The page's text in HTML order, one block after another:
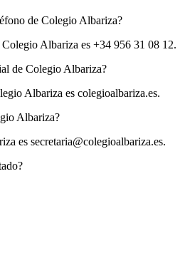
de Colegio Albariza?
Albariza es +34 956 31 08 12.
de Colegio Albariza?
Albariza es colegioalbariza.es.
Albariza?
es secretaria@colegioalbariza.es.